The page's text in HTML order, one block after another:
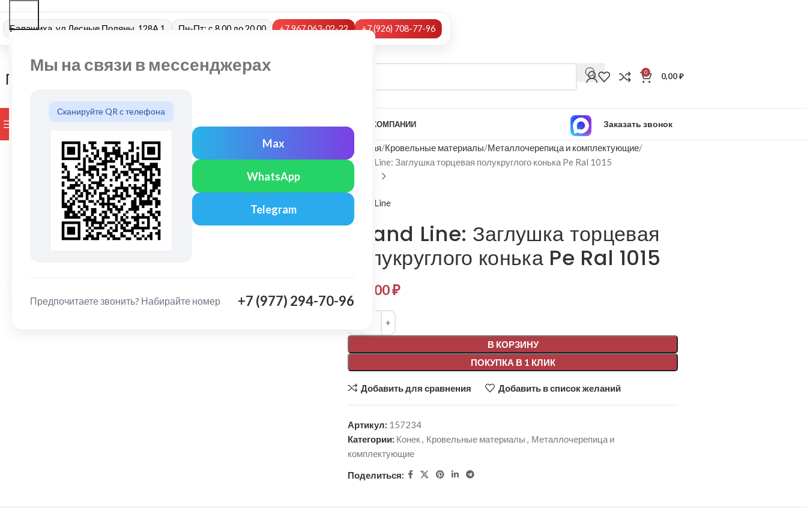
Мы на связи в мессенджерах
Сканируйте QR с телефона
Max
WhatsApp
Telegram
Предпочитаете звонить? Набирайте номер +7 (977) 294-70-96
Балашиха, ул Лесные Поляны, 128А 1 Пн-Пт: с 8.00 до 20.00 +7 967 063-02-22 +7 (926) 708-77-96
0 0,00₽
ПРОСМОТР КАТЕГОРИЙ БРЕНДЫ О КОМПАНИИ Заказать звонок
Главная Кровельные материалы Металлочерепица и комплектующие
Grand Line: Заглушка торцевая полукруглого конька Pe Ral 1015
Grand Line
Grand Line: Заглушка торцевая
полукруглого конька Pe Ral 1015
590,00₽
В КОРЗИНУ
ПОКУПКА В 1 КЛИК
Alternative:
Добавить для сравнения Добавить в список желаний
Артикул: 157234
Категории: Конек, Кровельные материалы , Металлочерепица и
комплектующие
Поделиться: